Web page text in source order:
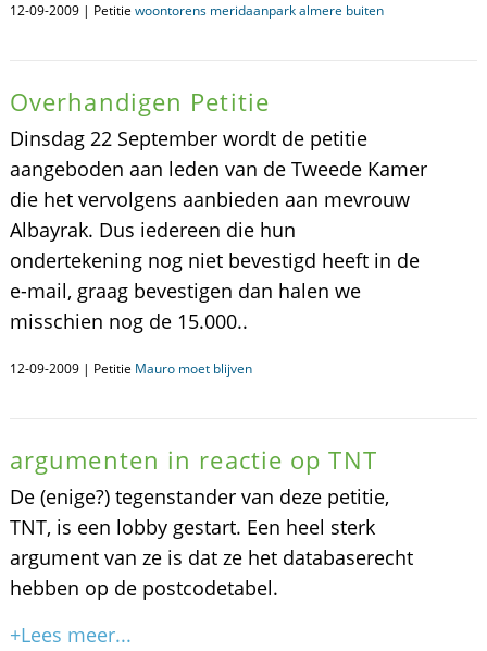
12-09-2009 | Petitie woontorens meridaanpark almere buiten
Overhandigen Petitie
Dinsdag 22 September wordt de petitie
aangeboden aan leden van de Tweede Kamer
die het vervolgens aanbieden aan mevrouw
Albayrak. Dus iedereen die hun
ondertekening nog niet bevestigd heeft in de
e-mail, graag bevestigen dan halen we
misschien nog de 15.000..
12-09-2009 | Petitie Mauro moet blijven
argumenten in reactie op TNT
De (enige?) tegenstander van deze petitie,
TNT, is een lobby gestart. Een heel sterk
argument van ze is dat ze het databaserecht
hebben op de postcodetabel.
+Lees meer...